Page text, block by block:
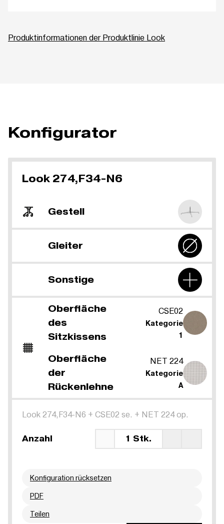
Produktinformationen der Produktlinie Look
Konfigurator
Look 274,F34-N6
Gestell
Gleiter
Sonstige
Oberfläche
des
Sitzkissens
CSE02
Kategorie
1
Oberfläche
der
Rückenlehne
NET 224
Kategorie
A
Look 274,F34-N6 + CSE02 se. + NET 224 op.
Anzahl 1 Stk.
Konfiguration rücksetzen
PDF
Teilen